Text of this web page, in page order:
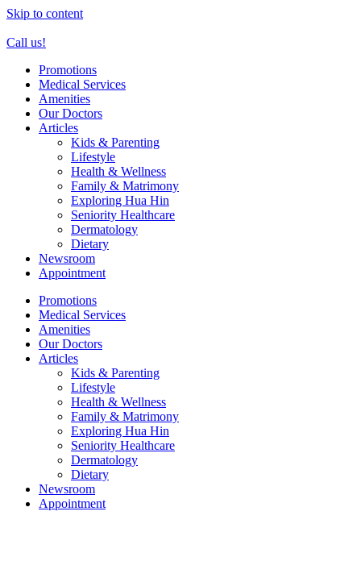
Skip to content
Call us!
Promotions
Medical Services
Amenities
Our Doctors
Articles
Kids & Parenting
Lifestyle
Health & Wellness
Family & Matrimony
Exploring Hua Hin
Seniority Healthcare
Dermatology
Dietary
Newsroom
Appointment
Promotions
Medical Services
Amenities
Our Doctors
Articles
Kids & Parenting
Lifestyle
Health & Wellness
Family & Matrimony
Exploring Hua Hin
Seniority Healthcare
Dermatology
Dietary
Newsroom
Appointment